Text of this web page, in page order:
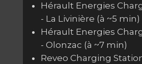
Hérault Energies
- La Livinière (à ~5 min)
Hérault Energies
- Olonzac (à ~7 min)
Reveo Charging